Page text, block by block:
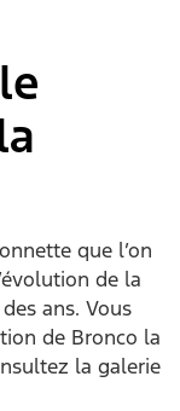
que l’on
de la
ans. Vous
de Bronco la
la galerie